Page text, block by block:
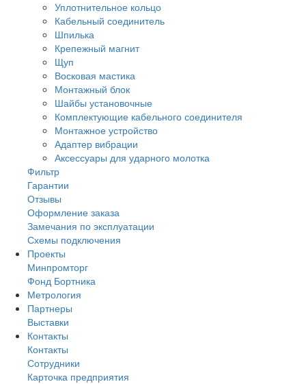
Уплотнительное кольцо
Кабельный соединитель
Шпилька
Крепежный магнит
Щуп
Восковая мастика
Монтажный блок
Шайбы установочные
Комплектующие кабельного соединителя
Монтажное устройство
Адаптер вибрации
Аксессуары для ударного молотка
Фильтр
Гарантии
Отзывы
Оформление заказа
Замечания по эксплуатации
Схемы подключения
Проекты
Минпромторг
Фонд Бортника
Метрология
Партнеры
Выставки
Контакты
Контакты
Сотрудники
Карточка предприятия